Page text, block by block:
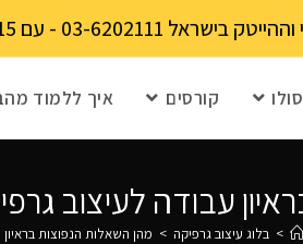
מועד ההרשמה הקרוב – מספר מקומות מוגבל!
קורסים איך ללמוד
עבודה לעיצוב
> בלוג עיצוב גרפיקה > מהן השאלות הנפוצות בראיון